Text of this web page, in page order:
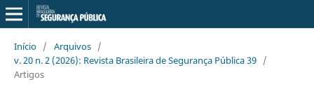
Início / Arquivos /
v. 20 n. 2 (2026): Revista Brasileira de Segurança Pública 39 /
Artigos